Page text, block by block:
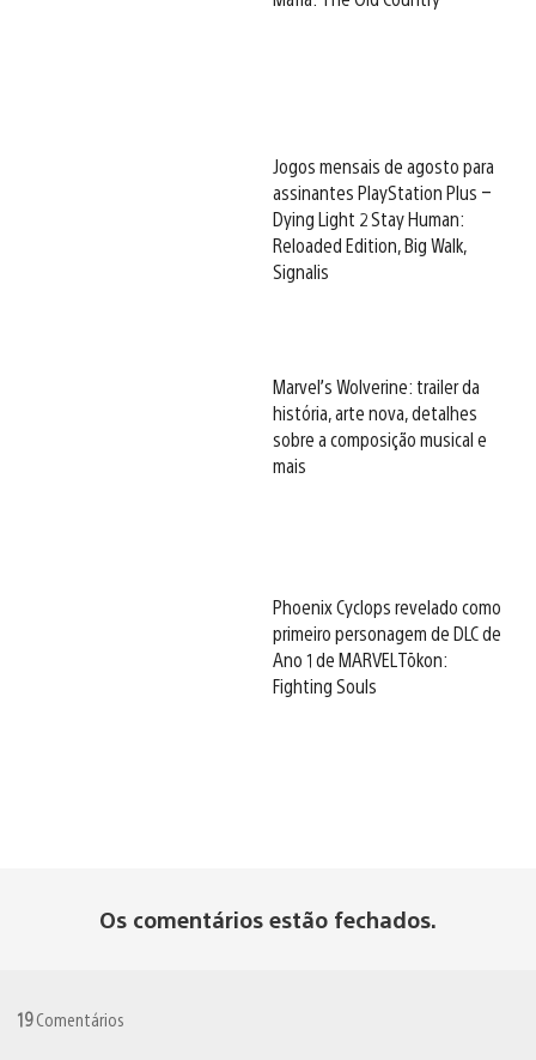
Jogos mensais de agosto para
assinantes PlayStation Plus –
Dying Light 2 Stay Human:
Reloaded Edition, Big Walk,
Signalis
Marvel’s Wolverine: trailer da
história, arte nova, detalhes
sobre a composição musical e
mais
Phoenix Cyclops revelado como
primeiro personagem de DLC de
Ano 1 de MARVEL Tōkon:
Fighting Souls
Os comentários estão fechados.
19Comentários